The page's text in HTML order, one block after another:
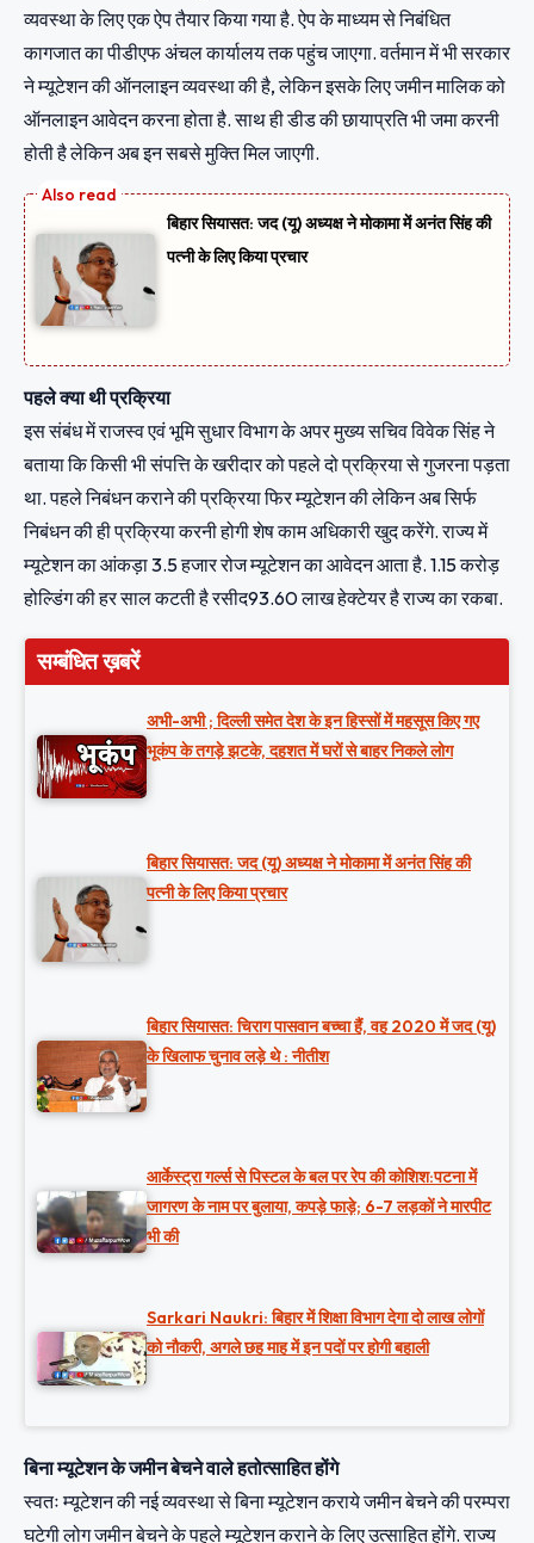
व्यवस्था के लिए एक ऐप तैयार किया गया है. ऐप के माध्यम से निबंधित
कागजात का पीडीएफ अंचल कार्यालय तक पहुंच जाएगा. वर्तमान में भी सरकार
ने म्यूटेशन की ऑनलाइन व्यवस्था की है, लेकिन इसके लिए जमीन मालिक को
ऑनलाइन आवेदन करना होता है. साथ ही डीड की छायाप्रति भी जमा करनी
होती है लेकिन अब इन सबसे मुक्ति मिल जाएगी.
बिहार सियासत: जद (यू) अध्यक्ष ने मोकामा में अनंत सिंह की
पत्नी के लिए किया प्रचार
पहले क्‍या थी प्रक्र‍िया
इस संबंध में राजस्व एवं भूमि सुधार विभाग के अपर मुख्य सचिव विवेक सिंह ने
बताया कि किसी भी संपत्ति के खरीदार को पहले दो प्रक्रिया से गुजरना पड़ता
था. पहले निबंधन कराने की प्रक्रिया फिर म्यूटेशन की लेकिन अब सिर्फ
निबंधन की ही प्रक्रिया करनी होगी शेष काम अधिकारी खुद करेंगे. राज्य में
म्यूटेशन का आंकड़ा 3.5 हजार रोज म्यूटेशन का आवेदन आता है. 1.15 करोड़
होल्डिंग की हर साल कटती है रसीद93.60 लाख हेक्टेयर है राज्य का रकबा.
सम्बंधित ख़बरें
अभी-अभी ; दिल्ली समेत देश के इन हिस्सों में महसूस किए गए
भूकंप के तगड़े झटके, दहशत में घरों से बाहर निकले लोग
बिहार सियासत: जद (यू) अध्यक्ष ने मोकामा में अनंत सिंह की
पत्नी के लिए किया प्रचार
बिहार सियासत: चिराग पासवान बच्चा हैं, वह 2020 में जद (यू)
के खिलाफ चुनाव लड़े थे : नीतीश
आर्केस्ट्रा गर्ल्स से पिस्टल के बल पर रेप की कोशिश:पटना में
जागरण के नाम पर बुलाया, कपड़े फाड़े; 6-7 लड़कों ने मारपीट
भी की
Sarkari Naukri: बिहार में शिक्षा विभाग देगा दो लाख लोगों
को नौकरी, अगले छह माह में इन पदों पर होगी बहाली
बिना म्यूटेशन के जमीन बेचने वाले हतोत्साहित होंगे
स्वतः म्यूटेशन की नई व्यवस्था से बिना म्यूटेशन कराये जमीन बेचने की परम्परा
घटेगी लोग जमीन बेचने के पहले म्यूटेशन कराने के लिए उत्साहित होंगे. राज्य